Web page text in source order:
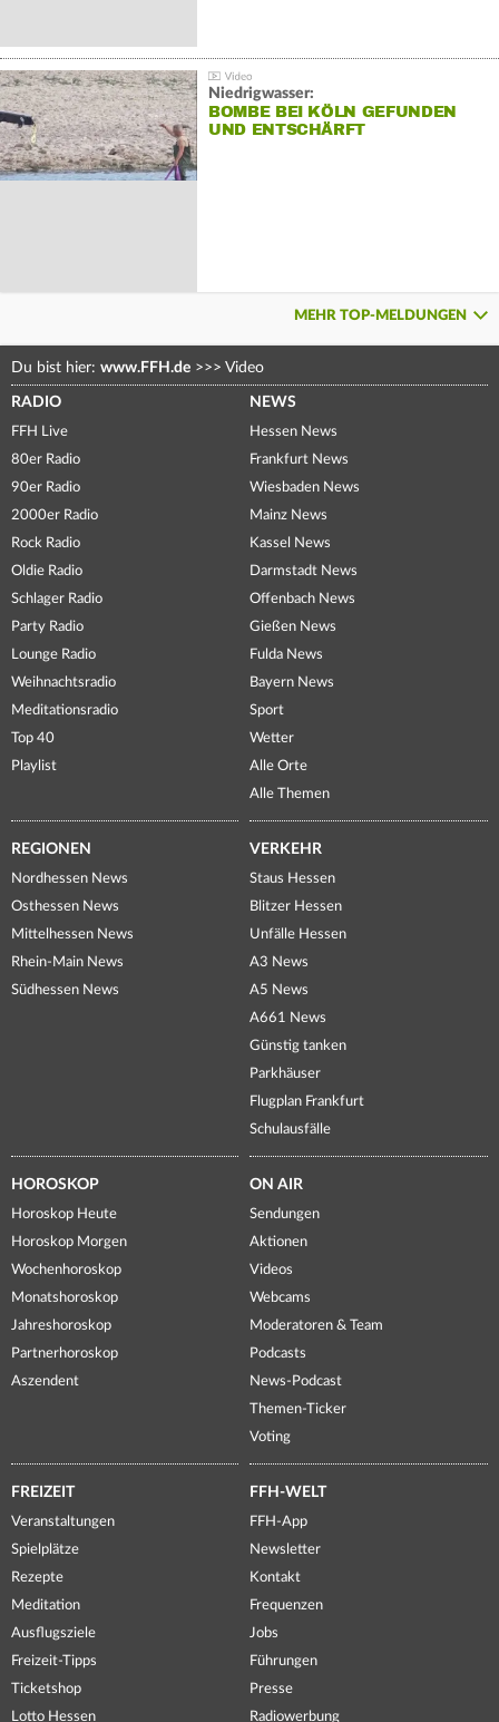
Niedrigwasser:
BOMBE BEI KÖLN GEFUNDEN
UND ENTSCHÄRFT
MEHR TOP-MELDUNGEN
Du bist hier: www.FFH.de >>> Video
RADIO
FFH Live
80er Radio
90er Radio
2000er Radio
Rock Radio
Oldie Radio
Schlager Radio
Party Radio
Lounge Radio
Weihnachtsradio
Meditationsradio
Top 40
Playlist
NEWS
Hessen News
Frankfurt News
Wiesbaden News
Mainz News
Kassel News
Darmstadt News
Offenbach News
Gießen News
Fulda News
Bayern News
Sport
Wetter
Alle Orte
Alle Themen
REGIONEN
Nordhessen News
Osthessen News
Mittelhessen News
Rhein-Main News
Südhessen News
VERKEHR
Staus Hessen
Blitzer Hessen
Unfälle Hessen
A3 News
A5 News
A661 News
Günstig tanken
Parkhäuser
Flugplan Frankfurt
Schulausfälle
HOROSKOP
Horoskop Heute
Horoskop Morgen
Wochenhoroskop
Monatshoroskop
Jahreshoroskop
Partnerhoroskop
Aszendent
ON AIR
Sendungen
Aktionen
Videos
Webcams
Moderatoren & Team
Podcasts
News-Podcast
Themen-Ticker
Voting
FREIZEIT
Veranstaltungen
Spielplätze
Rezepte
Meditation
Ausflugsziele
Freizeit-Tipps
Ticketshop
Lotto Hessen
FFH-WELT
FFH-App
Newsletter
Kontakt
Frequenzen
Jobs
Führungen
Presse
Radiowerbung